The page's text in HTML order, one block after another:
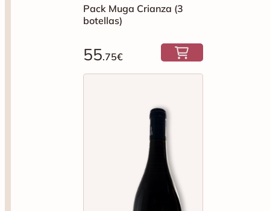
Pack Muga Crianza (3
botellas)
55.75€